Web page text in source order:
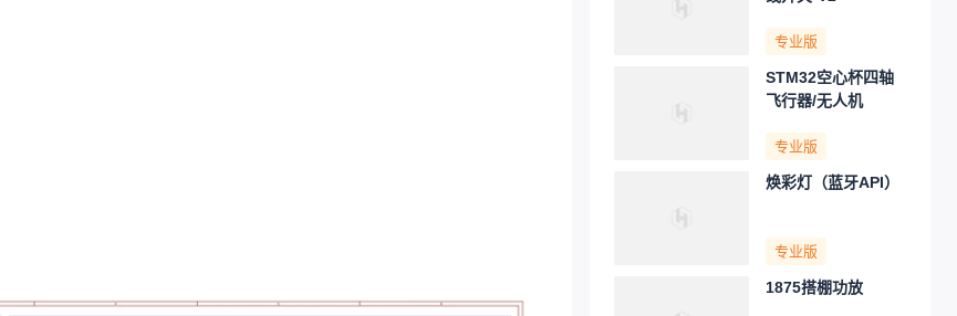
专业版
STM32空心杯四轴
飞行器/无人机
专业版
焕彩灯（蓝牙API）
专业版
1875搭棚功放